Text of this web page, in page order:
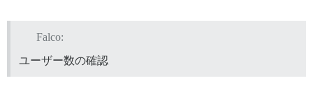
Falco:
ユーザー数の確認